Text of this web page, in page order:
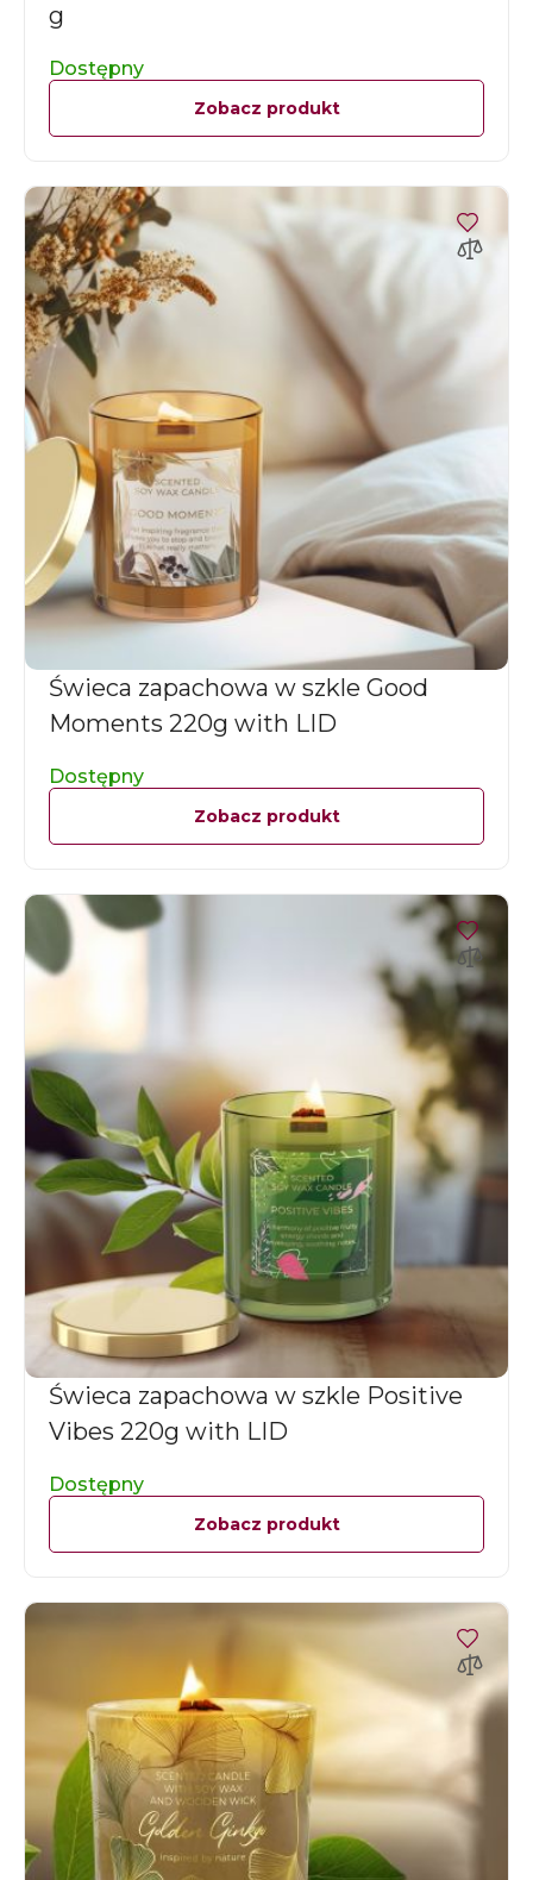
g
Dostępny
Zobacz produkt
Świeca zapachowa w szkle Good
Moments 220g with LID
Dostępny
Zobacz produkt
Świeca zapachowa w szkle Positive
Vibes 220g with LID
Dostępny
Zobacz produkt